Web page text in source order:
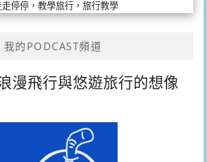
走停停，教學旅行，旅行教學
我的PODCAST頻道
漫飛行與悠遊旅行的想像